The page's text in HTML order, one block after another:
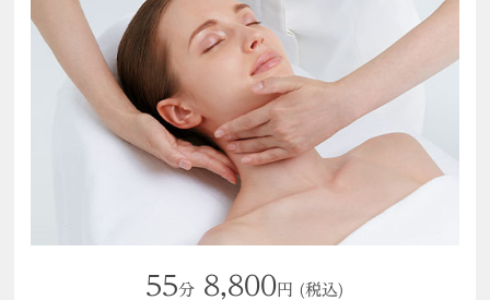
55分8,800円 (税込)